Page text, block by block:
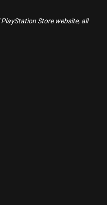
Store website, all